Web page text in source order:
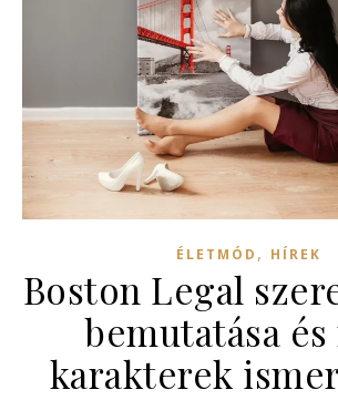
ÉLETMÓD , HÍREK
Boston Legal
bemutatása
karakterek